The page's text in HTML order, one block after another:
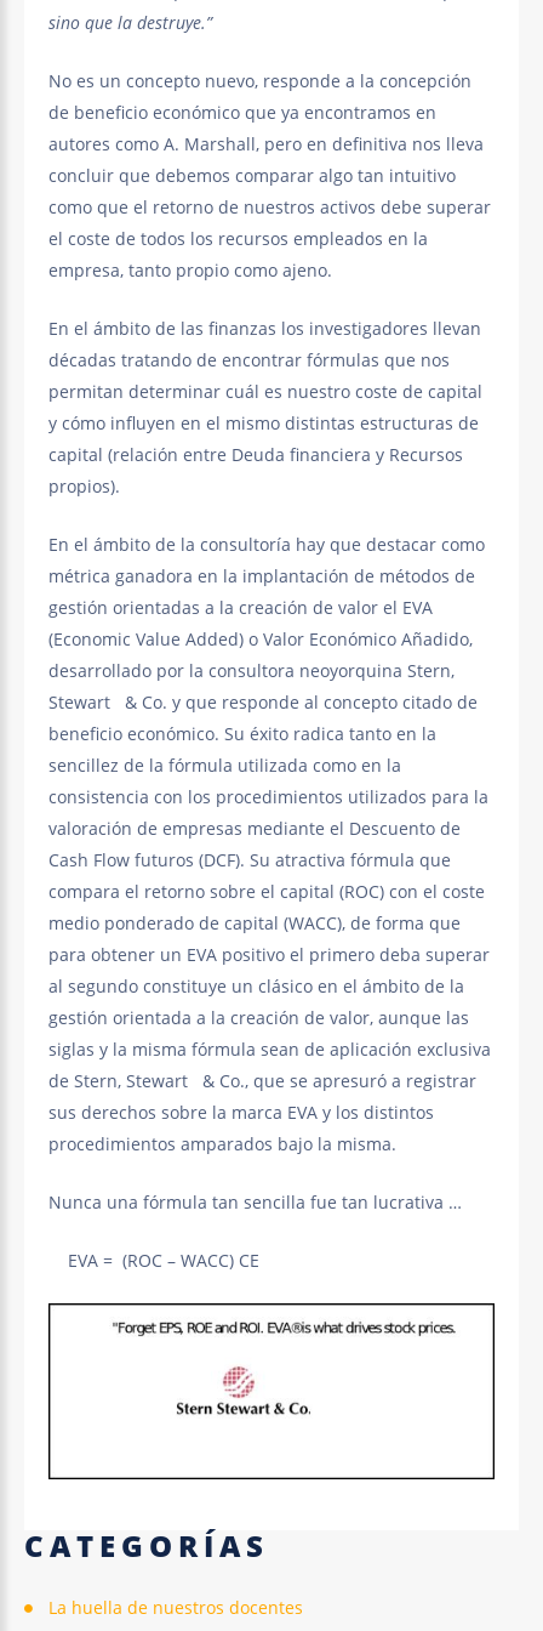
sino que la destruye.”
No es un concepto nuevo, responde a la concepción
de beneficio económico que ya encontramos en
autores como A. Marshall, pero en definitiva nos lleva
concluir que debemos comparar algo tan intuitivo
como que el retorno de nuestros activos debe superar
el coste de todos los recursos empleados en la
empresa, tanto propio como ajeno.
En el ámbito de las finanzas los investigadores llevan
décadas tratando de encontrar fórmulas que nos
permitan determinar cuál es nuestro coste de capital
y cómo influyen en el mismo distintas estructuras de
capital (relación entre Deuda financiera y Recursos
propios).
En el ámbito de la consultoría hay que destacar como
métrica ganadora en la implantación de métodos de
gestión orientadas a la creación de valor el EVA
(Economic Value Added) o Valor Económico Añadido,
desarrollado por la consultora neoyorquina Stern,
Stewart & Co. y que responde al concepto citado de
beneficio económico. Su éxito radica tanto en la
sencillez de la fórmula utilizada como en la
consistencia con los procedimientos utilizados para la
valoración de empresas mediante el Descuento de
Cash Flow futuros (DCF). Su atractiva fórmula que
compara el retorno sobre el capital (ROC) con el coste
medio ponderado de capital (WACC), de forma que
para obtener un EVA positivo el primero deba superar
al segundo constituye un clásico en el ámbito de la
gestión orientada a la creación de valor, aunque las
siglas y la misma fórmula sean de aplicación exclusiva
de Stern, Stewart & Co., que se apresuró a registrar
sus derechos sobre la marca EVA y los distintos
procedimientos amparados bajo la misma.
Nunca una fórmula tan sencilla fue tan lucrativa …
EVA = (ROC – WACC) CE
CATEGORÍAS
La huella de nuestros docentes